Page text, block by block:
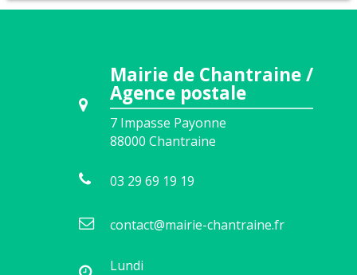
Mairie de Chantraine /
Agence postale
7 Impasse Payonne
88000 Chantraine
03 29 69 19 19
contact@mairie-chantraine.fr
Lundi